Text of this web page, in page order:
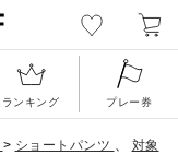
ランキング プレー券
> ショートパンツ 、 対象